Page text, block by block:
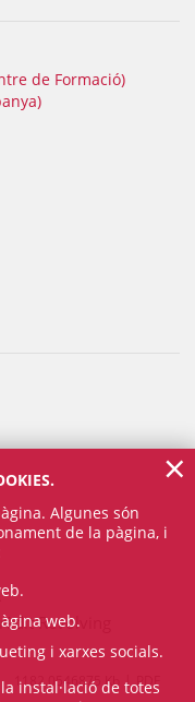
de Formació)
Revolving
1182.0546875 Kb PDF
Algunes són
de la pàgina, i
web.
i xarxes socials.
instal·lació de totes
×